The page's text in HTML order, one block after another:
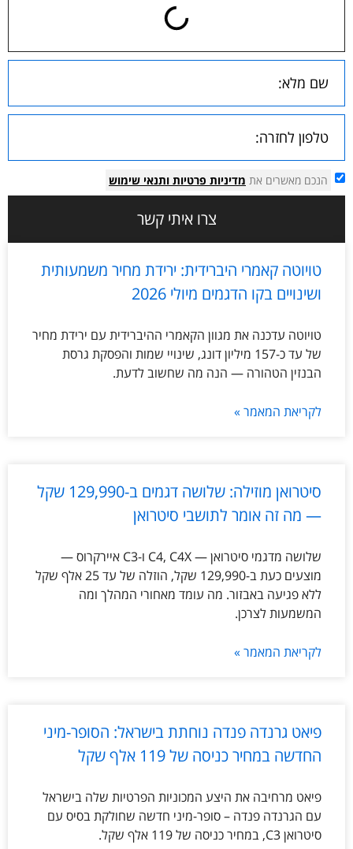
הנכם מאשרים את מדיניות פרטיות ותנאי שימוש
צרו איתי קשר
טויוטה קאמרי היברידית: ירידת מחיר משמעותית
ושינויים בקו הדגמים מיולי 2026
טויוטה עדכנה את מגוון הקאמרי ההיברידית עם ירידת מחיר
של עד כ-157 מיליון דונג, שינויי שמות והפסקת גרסת
הבנזין הטהורה — הנה מה שחשוב לדעת.
לקריאת המאמר »
סיטרואן מוזילה: שלושה דגמים ב-129,990 שקל
— מה זה אומר לתושבי סיטרואן
שלושה מדגמי סיטרואן — C4, C4X ו-C3 איירקרוס —
מוצעים כעת ב-129,990 שקל, הוזלה של עד 25 אלף שקל
ללא פגיעה באבזור. מה עומד מאחורי המהלך ומה
המשמעות לצרכן.
לקריאת המאמר »
פיאט גרנדה פנדה נוחתת בישראל: הסופר-מיני
החדשה במחיר כניסה של 119 אלף שקל
פיאט מרחיבה את היצע המכוניות הפרטיות שלה בישראל
עם הגרנדה פנדה – סופר-מיני חדשה שחולקת בסיס עם
סיטרואן C3, במחיר כניסה של 119 אלף שקל.